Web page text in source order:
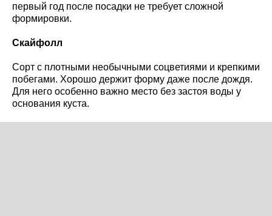
первый год после посадки не требует сложной
формировки.
Скайфолл
Сорт с плотными необычными соцветиями и крепкими
побегами. Хорошо держит форму даже после дождя.
Для него особенно важно место без застоя воды у
основания куста.